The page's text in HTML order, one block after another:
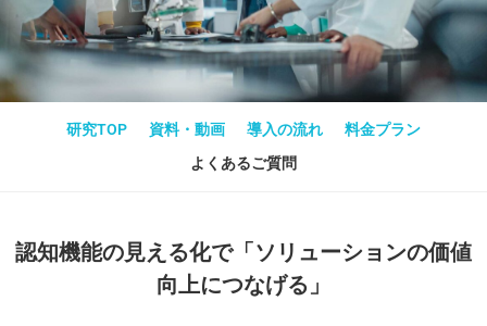
研究TOP 資料・動画 導入の流れ
料金プラン
よくあるご質問
認知機能の見える化で「ソリューションの価値
向上につなげる」